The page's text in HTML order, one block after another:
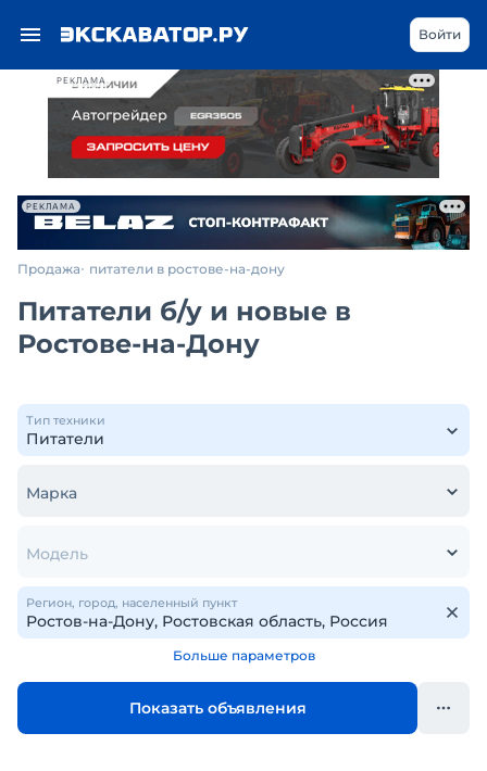
РЕКЛАМА
Войти
РЕКЛАМА
Продажа питатели в ростове-на-дону
Питатели б/у и новые в
Ростове-на-Дону
Тип техники
Марка
Модель
Регион, город, населенный пункт
Больше параметров
Показать объявления